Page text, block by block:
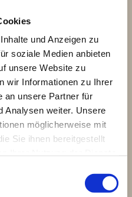
und Anzeigen zu
soziale Medien anbieten
unsere Website zu
wir Informationen zu Ihrer
an unsere Partner für
Analysen weiter. Unsere
möglicherweise mit
Sie ihnen bereitgestellt
- hunger
Mind
Jetzt kaufen
»